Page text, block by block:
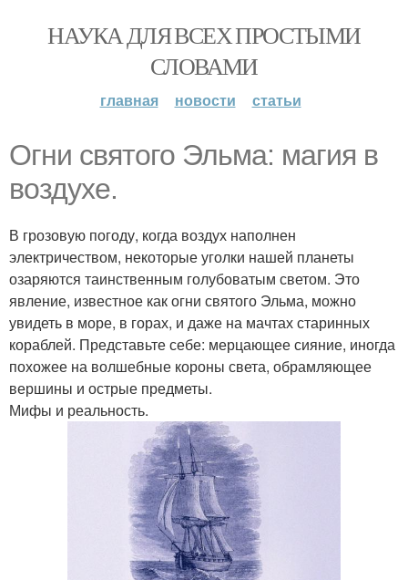
НАУКА ДЛЯ ВСЕХ ПРОСТЫМИ
СЛОВАМИ
главная новости статьи
Огни святого Эльма: магия в
воздухе.
В грозовую погоду, когда воздух наполнен
электричеством, некоторые уголки нашей планеты
озаряются таинственным голубоватым светом. Это
явление, известное как огни святого Эльма, можно
увидеть в море, в горах, и даже на мачтах старинных
кораблей. Представьте себе: мерцающее сияние, иногда
похожее на волшебные короны света, обрамляющее
вершины и острые предметы.
Мифы и реальность.